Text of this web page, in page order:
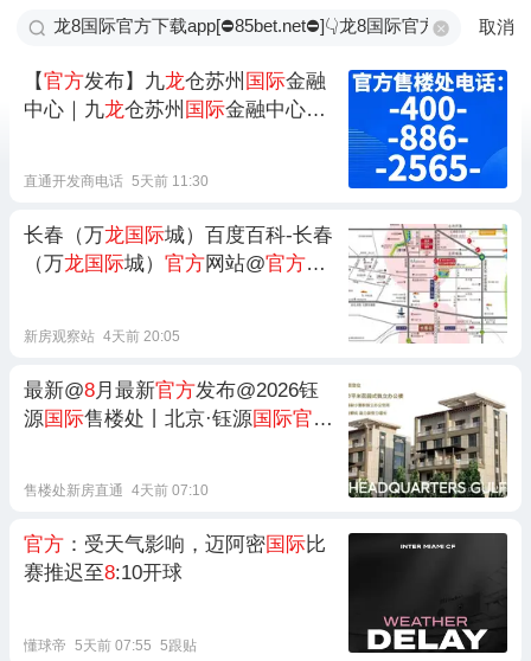
取消
【官方发布】九龙仓苏州 国际金融
中心｜九龙仓苏州 国际金融中心售
情
直通开发商电话 5天前 11:30
长春（万龙国际城）百度百科-长春
（万龙国际城） 官方网站@官方认
新房观察站 4天前 20:05
最新@8月最新官方发布@2026钰
源国际售楼处丨北京·钰源国际官方
售楼处新房直通 4天前 07:10
官方 ：受天气影响，迈阿密国际比
赛推迟至8:10开球
懂球帝 5天前 07:55 5跟贴